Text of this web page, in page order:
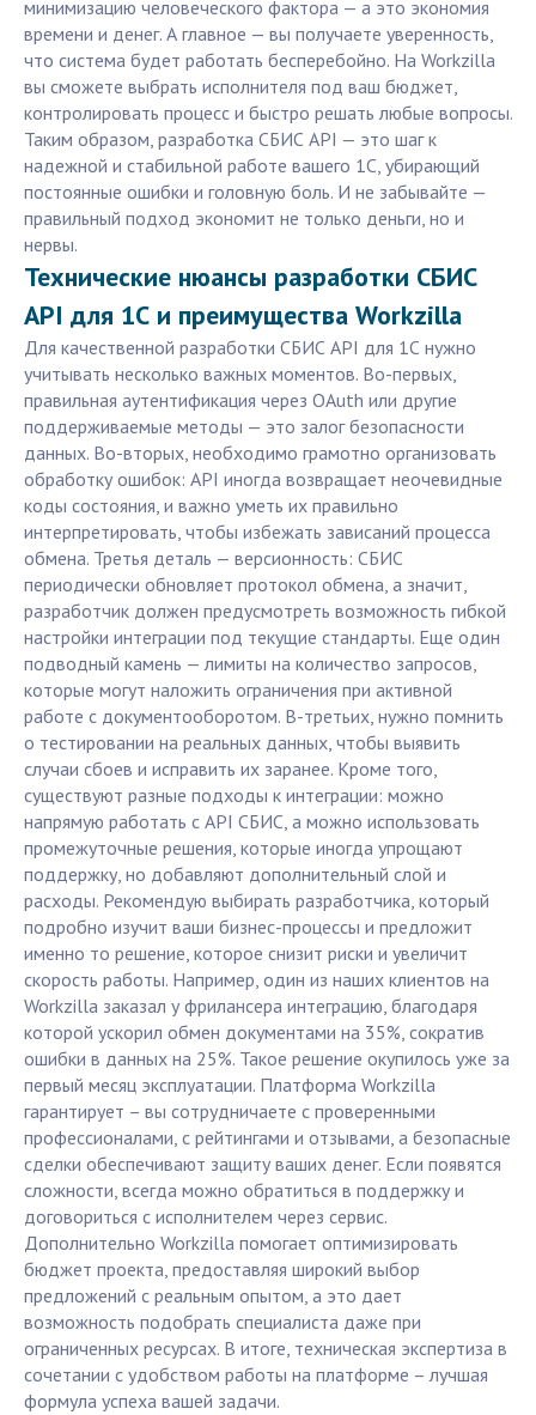
минимизацию человеческого фактора — а это экономия
времени и денег. А главное — вы получаете уверенность,
что система будет работать бесперебойно. На Workzilla
вы сможете выбрать исполнителя под ваш бюджет,
контролировать процесс и быстро решать любые вопросы.
Таким образом, разработка СБИС API — это шаг к
надежной и стабильной работе вашего 1С, убирающий
постоянные ошибки и головную боль. И не забывайте —
правильный подход экономит не только деньги, но и
нервы.
Технические нюансы разработки СБИС
API для 1С и преимущества Workzilla
Для качественной разработки СБИС API для 1С нужно
учитывать несколько важных моментов. Во-первых,
правильная аутентификация через OAuth или другие
поддерживаемые методы — это залог безопасности
данных. Во-вторых, необходимо грамотно организовать
обработку ошибок: API иногда возвращает неочевидные
коды состояния, и важно уметь их правильно
интерпретировать, чтобы избежать зависаний процесса
обмена. Третья деталь — версионность: СБИС
периодически обновляет протокол обмена, а значит,
разработчик должен предусмотреть возможность гибкой
настройки интеграции под текущие стандарты. Еще один
подводный камень — лимиты на количество запросов,
которые могут наложить ограничения при активной
работе с документооборотом. В-третьих, нужно помнить
о тестировании на реальных данных, чтобы выявить
случаи сбоев и исправить их заранее. Кроме того,
существуют разные подходы к интеграции: можно
напрямую работать с API СБИС, а можно использовать
промежуточные решения, которые иногда упрощают
поддержку, но добавляют дополнительный слой и
расходы. Рекомендую выбирать разработчика, который
подробно изучит ваши бизнес-процессы и предложит
именно то решение, которое снизит риски и увеличит
скорость работы. Например, один из наших клиентов на
Workzilla заказал у фрилансера интеграцию, благодаря
которой ускорил обмен документами на 35%, сократив
ошибки в данных на 25%. Такое решение окупилось уже за
первый месяц эксплуатации. Платформа Workzilla
гарантирует – вы сотрудничаете с проверенными
профессионалами, с рейтингами и отзывами, а безопасные
сделки обеспечивают защиту ваших денег. Если появятся
сложности, всегда можно обратиться в поддержку и
договориться с исполнителем через сервис.
Дополнительно Workzilla помогает оптимизировать
бюджет проекта, предоставляя широкий выбор
предложений с реальным опытом, а это дает
возможность подобрать специалиста даже при
ограниченных ресурсах. В итоге, техническая экспертиза в
сочетании с удобством работы на платформе – лучшая
формула успеха вашей задачи.